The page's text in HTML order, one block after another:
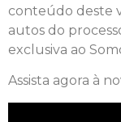
conteúdo deste
autos do
exclusiva ao
Assista agora à